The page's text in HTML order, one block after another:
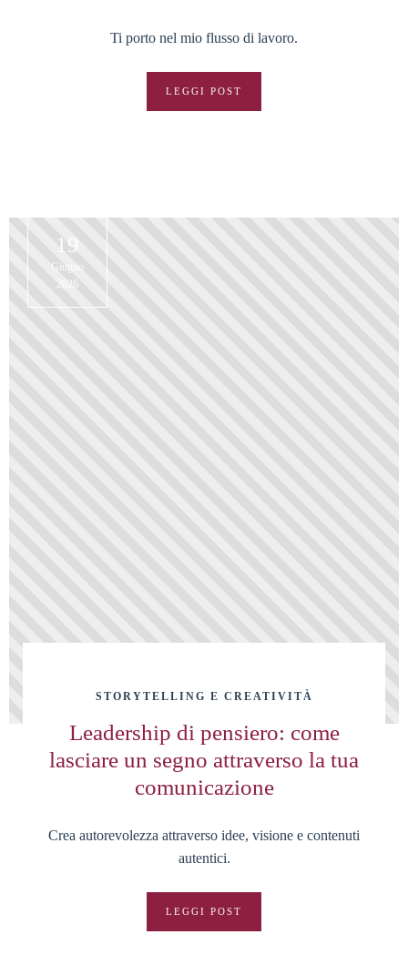
Ti porto nel mio flusso di lavoro.
LEGGI POST
19
Giugno
2026
STORYTELLING E CREATIVITÀ
Leadership di pensiero: come
lasciare un segno attraverso la tua
comunicazione
Crea autorevolezza attraverso idee, visione e contenuti
autentici.
LEGGI POST